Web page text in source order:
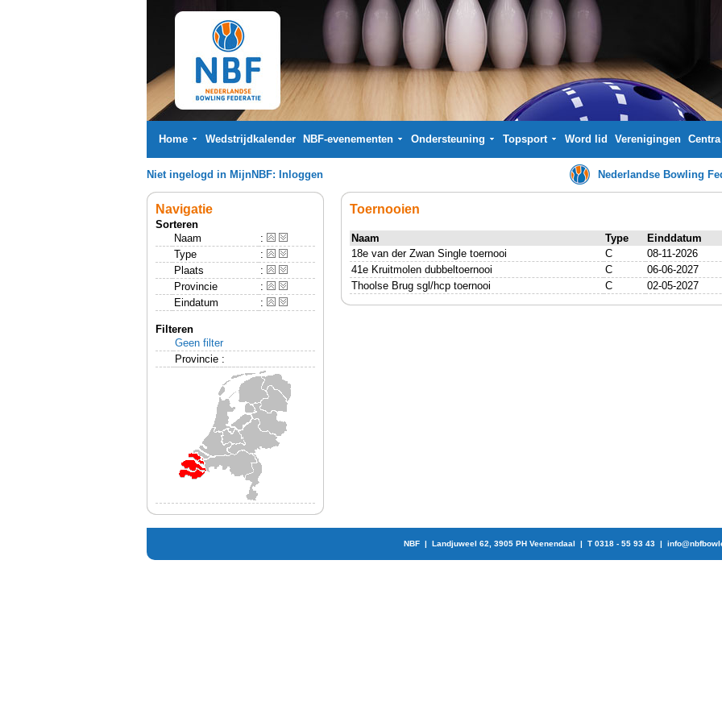
Home Wedstrijdkalender NBF-evenementen Ondersteuning Topsport Word lid Verenigingen Centra
Niet ingelogd in MijnNBF: Inloggen Nederlandse Bowling
Navigatie
Sorteren
Naam
:
Type
:
Plaats
:
Provincie
:
Eindatum
:
Filteren
Geen filter
Provincie :
Toernooien
Naam Type Einddatum
18e van der Zwan Single toernooi
C 08-11-2026
41e Kruitmolen dubbeltoernooi
C 06-06-2027
Thoolse Brug sgl/hcp toernooi
C 02-05-2027
NBF | Landjuweel 62, 3905 PH Veenendaal | T 0318 - 55 93 43 |